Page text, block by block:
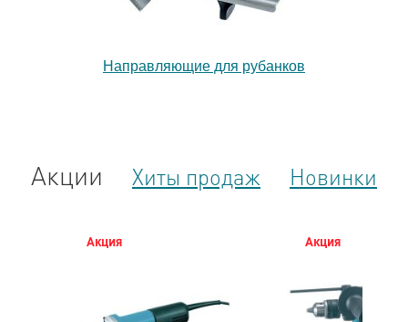
Направляющие для рубанков
Акции Хиты продаж Новинки